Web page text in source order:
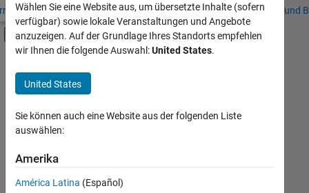
– Übersicht Stellensuche Niederlassungen Studierende und
Umschaltung für Off-Canvas-
Hauptinhalt
Ausgewählte
speichern
Es
nicht
Wählen Sie eine Website aus, um übersetzte Inhalte (sofern
verfügbar) sowie lokale Veranstaltungen und Angebote
anzuzeigen. Auf der Grundlage Ihres Standorts empfehlen
wir Ihnen die folgende Auswahl:United States.
United States
Sie können auch eine Website aus der folgenden Liste
auswählen:
Amerika
América Latina (Español)